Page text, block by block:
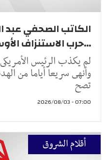
الكاتب الصحفي عبد
...حرب الاستنزاف
لم يكذب الرئيس
وأنهى سريعا أياما من
تصح
07:00 - 2026/08/03
أقلام الشروق